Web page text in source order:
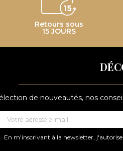
Retours sous
15 JOURS
de nouveautés, nos
En m'inscrivant à la newsletter,